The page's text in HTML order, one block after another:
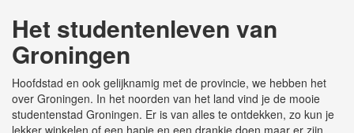
Het studentenleven van
Groningen
Hoofdstad en ook gelijknamig met de provincie, we hebben het
over Groningen. In het noorden van het land vind je de mooie
studentenstad Groningen. Er is van alles te ontdekken, zo kun je
lekker winkelen of een hapje en een drankje doen maar er zijn